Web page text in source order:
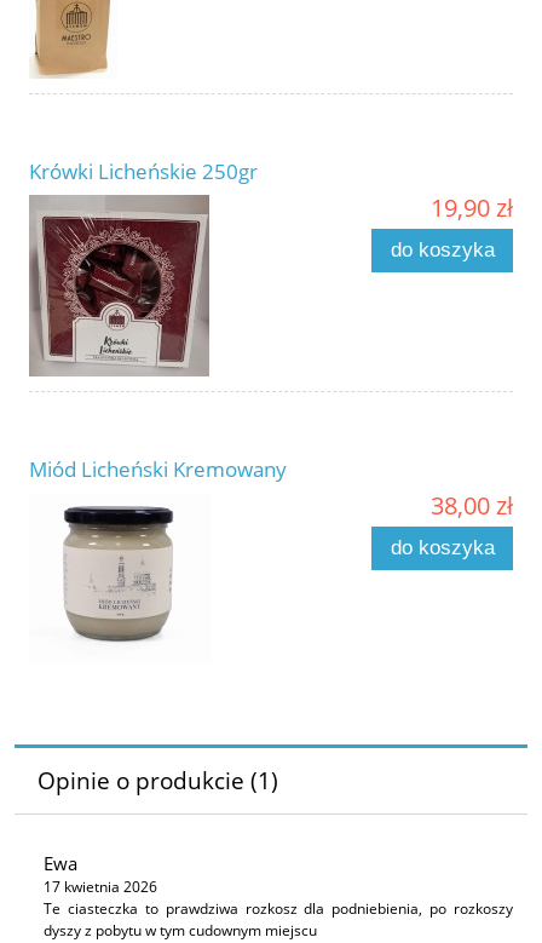
Krówki Licheńskie 250gr
19,90 zł
do koszyka
Miód Licheński Kremowany
38,00 zł
do koszyka
Opinie o produkcie (1)
Ewa
17 kwietnia 2026
Te ciasteczka to prawdziwa rozkosz dla podniebienia, po rozkoszy
dyszy z pobytu w tym cudownym miejscu